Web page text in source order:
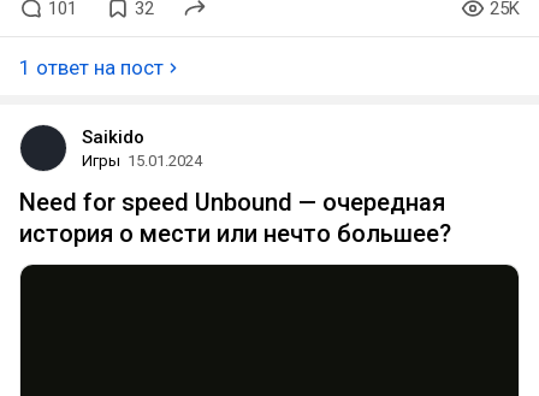
101 32 25K
1 ответ на пост
Saikido
Игры 15.01.2024
Need for speed Unbound — очередная
история о мести или нечто большее?